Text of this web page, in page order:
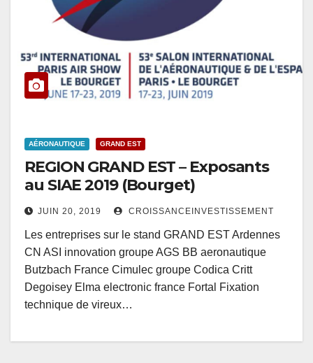
AÉRONAUTIQUE GRAND EST
REGION GRAND EST – Exposants
au SIAE 2019 (Bourget)
JUIN 20, 2019 CROISSANCEINVESTISSEMENT
Les entreprises sur le stand GRAND EST Ardennes
CN ASI innovation groupe AGS BB aeronautique
Butzbach France Cimulec groupe Codica Critt
Degoisey Elma electronic france Fortal Fixation
technique de vireux…